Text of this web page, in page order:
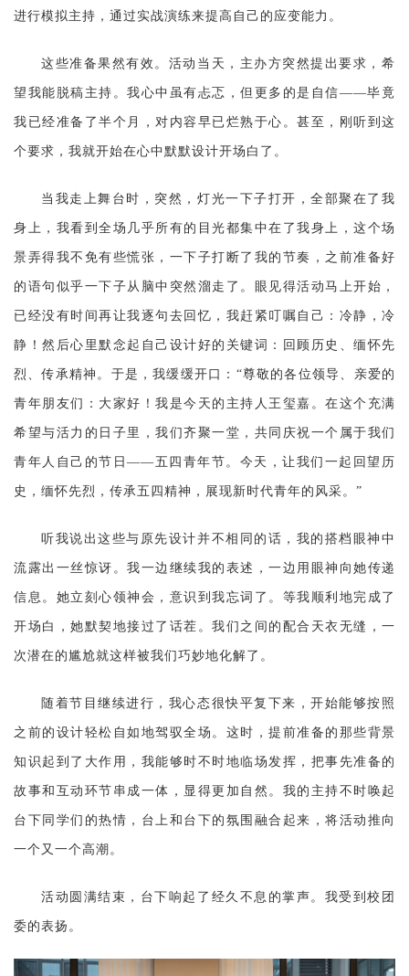
进行模拟主持，通过实战演练来提高自己的应变能力。
这些准备果然有效。活动当天，主办方突然提出要求，希
望我能脱稿主持。我心中虽有忐忑，但更多的是自信——毕竟
我已经准备了半个月，对内容早已烂熟于心。甚至，刚听到这
个要求，我就开始在心中默默设计开场白了。
当我走上舞台时，突然，灯光一下子打开，全部聚在了我
身上，我看到全场几乎所有的目光都集中在了我身上，这个场
景弄得我不免有些慌张，一下子打断了我的节奏，之前准备好
的语句似乎一下子从脑中突然溜走了。眼见得活动马上开始，
已经没有时间再让我逐句去回忆，我赶紧叮嘱自己：冷静，冷
静！然后心里默念起自己设计好的关键词：回顾历史、缅怀先
烈、传承精神。于是，我缓缓开口： “尊敬的各位领导、亲爱的
青年朋友们：大家好！我是今天的主持人王玺嘉。在这个充满
希望与活力的日子里，我们齐聚一堂，共同庆祝一个属于我们
青年人自己的节日——五四青年节。今天，让我们一起回望历
史，缅怀先烈，传承五四精神，展现新时代青年的风采。”
听我说出这些与原先设计并不相同的话，我的搭档眼神中
流露出一丝惊讶。我一边继续我的表述，一边用眼神向她传递
信息。她立刻心领神会，意识到我忘词了。等我顺利地完成了
开场白，她默契地接过了话茬。我们之间的配合天衣无缝，一
次潜在的尴尬就这样被我们巧妙地化解了。
随着节目继续进行，我心态很快平复下来，开始能够按照
之前的设计轻松自如地驾驭全场。这时，提前准备的那些背景
知识起到了大作用，我能够时不时地临场发挥，把事先准备的
故事和互动环节串成一体，显得更加自然。我的主持不时唤起
台下同学们的热情，台上和台下的氛围融合起来，将活动推向
一个又一个高潮。
活动圆满结束，台下响起了经久不息的掌声。我受到校团
委的表扬。